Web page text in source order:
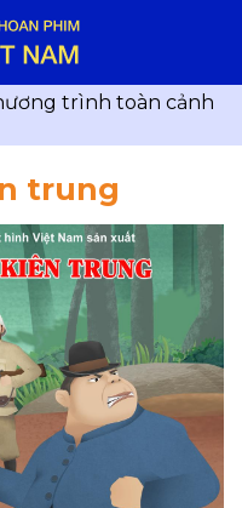
trình toàn cảnh
trung